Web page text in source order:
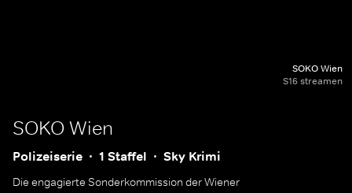
SOKO Wien
S16 streamen
SOKO Wien
Polizeiserie 1 Staffel Sky Krimi
Die engagierte Sonderkommission der Wiener